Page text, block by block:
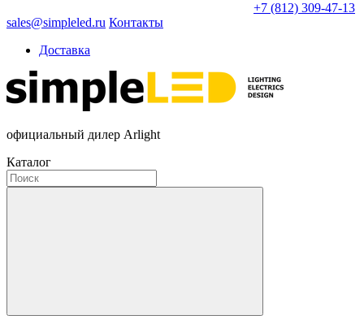
+7 (812) 309-47-13
sales@simpleled.ru Контакты
Доставка
официальный дилер Arlight
Каталог